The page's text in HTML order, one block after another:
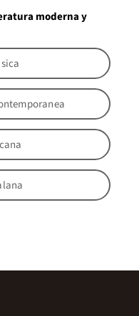
moderna y